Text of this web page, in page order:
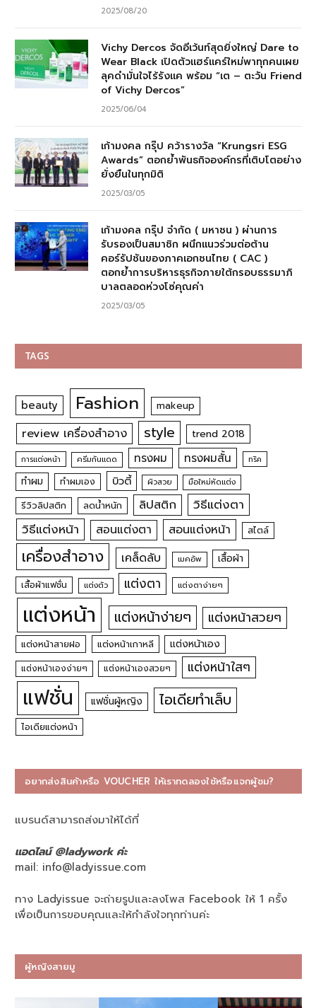
2025/08/20
Vichy Dercos จัดอีเว้นท์สุดยิ่งใหญ่ Dare to
Wear Black เปิดตัวแฮร์แคร์ใหม่พาทุกคนเผย
ลุคดำมั่นใจไร้รังแค พร้อม “เต – ตะวัน Friend
of Vichy Dercos”
2025/06/04
เก้ามงคล กรุ๊ป คว้ารางวัล “Krungsri ESG
Awards” ตอกย้ำพันธกิจองค์กรที่เติบโตอย่าง
ยั่งยืนในทุกมิติ
2025/03/05
เก้ามงคล กรุ๊ป จำกัด ( มหาชน ) ผ่านการ
รับรองเป็นสมาชิก ผนึกแนวร่วมต่อต้าน
คอร์รัปชันของภาคเอกชนไทย ( CAC )
ตอกย้ำการบริหารธุรกิจภายใต้กรอบธรรมาภิ
บาลตลอดห่วงโซ่คุณค่า
2025/03/05
TAGS
beauty Fashion makeup
review เครื่องสำอาง style trend 2018
การแต่งหน้า ครีมกันแดด ทรงผม ทรงผมสั้น ทริค
ทำผม ทำผมเอง บิวตี้ ผิวสวย มือใหม่หัดแต่ง
รีวิวลิปสติก ลดน้ำหนัก ลิปสติก
วิธีแต่งตา
วิธีแต่งหน้า
สอนแต่งตา สอนแต่งหน้า สไตล์
เครื่องสำอาง เคล็ดลับ เมคอัพ เสื้อผ้า
เสื้อผ้าแฟชั่น แต่งตัว แต่งตา แต่งตาง่ายๆ
แต่งหน้า แต่งหน้าง่ายๆ แต่งหน้าสวยๆ
แต่งหน้าสายฝอ แต่งหน้าเกาหลี แต่งหน้าเอง
แต่งหน้าเองง่ายๆ แต่งหน้าเองสวยๆ แต่งหน้าใสๆ
แฟชั่น แฟชั่นผู้หญิง ไอเดียทำเล็บ
ไอเดียแต่งหน้า
อยากส่งสินค้าหรือ VOUCHER ให้เราทดลองใช้หรือแจกผู้ชม?
แบรนด์สามารถส่งมาให้ได้ที่
แอดไลน์ @ladywork ค่ะ
mail: info@ladyissue.com
ทาง Ladyissue จะถ่ายรูปและลงโพส Facebook ให้ 1 ครั้ง
เพื่อเป็นการขอบคุณและให้กำลังใจทุกท่านค่ะ
ผู้หญิงสายมู